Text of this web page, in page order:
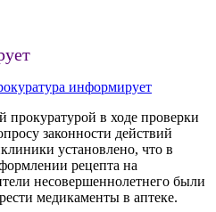
информирует
в ходе проверки
законности действий
установлено, что в
рецепта на
несовершеннолетнего были
медикаменты в аптеке.